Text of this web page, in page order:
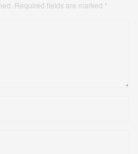
Required fields are marked *